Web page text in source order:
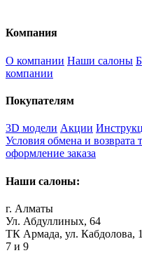
Компания
О компании Наши салоны
компании
Покупателям
3D модели Акции
Условия обмена и возврата
оформление заказа
Наши салоны:
г. Алматы
Ул. Абдуллиных, 64
ТК Армада, ул. Кабдолова,
7 и 9